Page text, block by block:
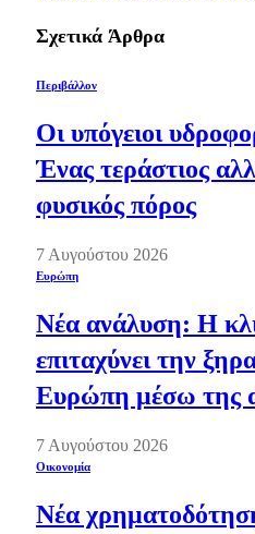
Σχετικά Άρθρα
Περιβάλλον
Οι υπόγειοι
Ένας τεράστιος
φυσικός πόρος
7 Αυγούστου 2026
Ευρώπη
Νέα ανάλυση: Η
επιταχύνει την
Ευρώπη μέσω της
7 Αυγούστου 2026
Οικονομία
Νέα